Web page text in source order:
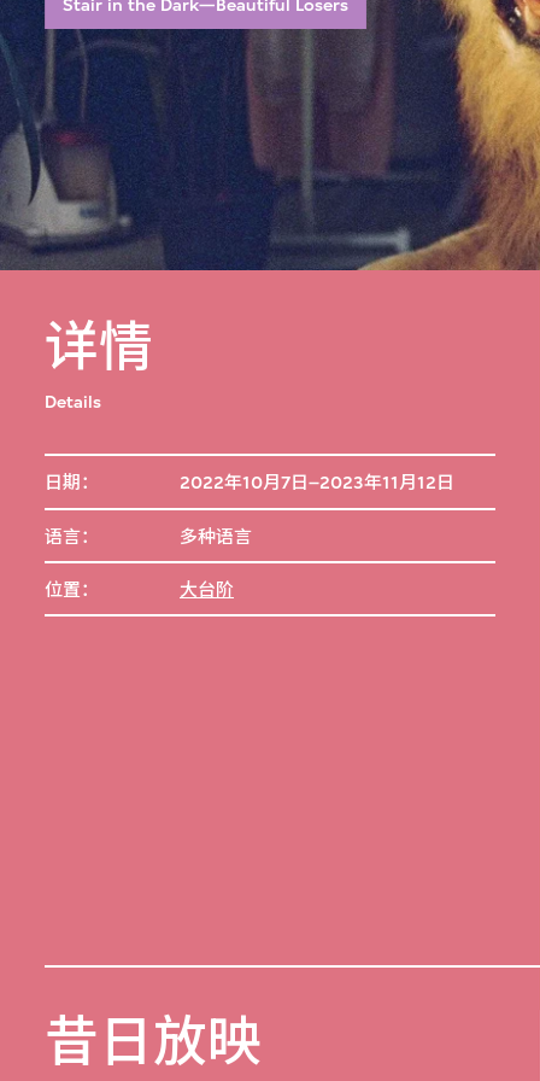
Stair in the Dark—Beautiful Losers
详情
Details
日期： 2022年10月7日–2023年11月12日
语言： 多种语言
位置： 大台阶
昔日放映